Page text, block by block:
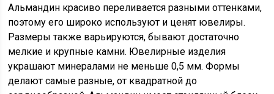
Альмандин красиво переливается разными оттенками,
поэтому его широко используют и ценят ювелиры.
Размеры также варьируются, бывают достаточно
мелкие и крупные камни. Ювелирные изделия
украшают минералами не меньше 0,5 мм. Формы
делают самые разные, от квадратной до